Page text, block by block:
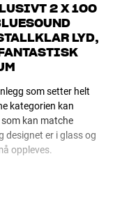
2 X 100
LYD,
som setter helt
kategorien kan
kan matche
designet er i glass og
oppleves.
en opplevelse i